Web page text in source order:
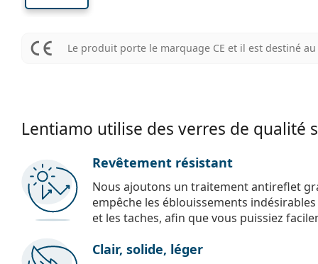
Le produit porte le marquage CE et il est destiné
Lentiamo utilise des verres de qualité
Revêtement résistant
Nous ajoutons un traitement antireflet
empêche les éblouissements
et les taches, afin que vous puissiez
Clair, solide, léger